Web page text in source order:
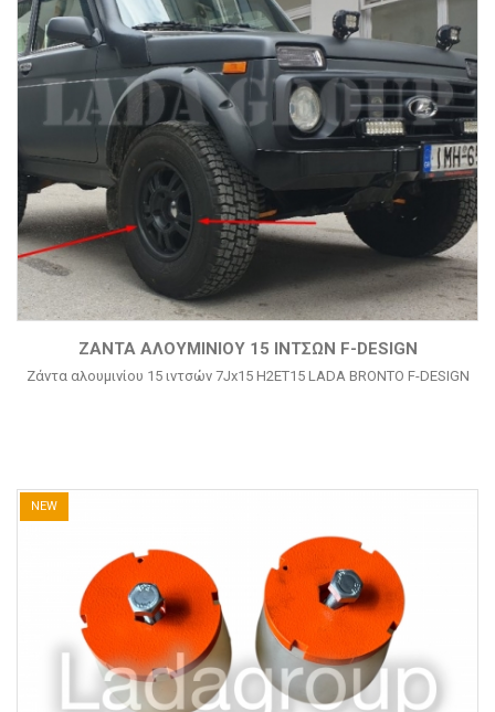
ΖΆΝΤΑ ΑΛΟΥΜΙΝΊΟΥ 15 ΙΝΤΣΏΝ F-DESIGN
Ζάντα αλουμινίου 15 ιντσών 7Jx15 H2ET15 LADA BRONTO F-DESIGN
NEW